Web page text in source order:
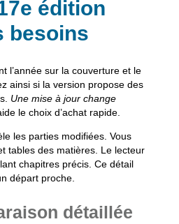
édition
besoins
l’année sur la couverture et le
ainsi si la version propose des
Une mise à jour change
le choix d’achat rapide.
les parties modifiées. Vous
tables des matières. Le lecteur
chapitres précis. Ce détail
départ proche.
détaillée